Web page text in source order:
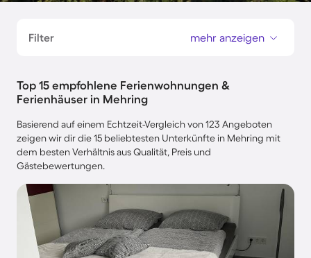
Filter mehr anzeigen
Top 15 empfohlene Ferienwohnungen &
Ferienhäuser in Mehring
Basierend auf einem Echtzeit-Vergleich von 123 Angeboten
zeigen wir dir die 15 beliebtesten Unterkünfte in Mehring mit
dem besten Verhältnis aus Qualität, Preis und
Gästebewertungen.